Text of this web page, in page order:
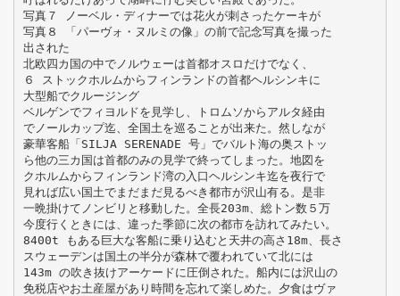
写真７ ノーベル・ディナーでは花火が刺さったケーキが
写真８ 「パーヴォ・ヌルミの像」の前で記念写真を撮った
出された
北欧四カ国の中でノルウェーは首都オスロだけでなく、
６ ストックホルムからフィンランドの首都ヘルシンキに
大型船でクルージング
ベルゲンでフィヨルドを見学し、トロムソからアルタ経由
でノールカップ迄、全国土を巡ることが出来た。然しなが
豪華客船「SILJA SERENADE 号」でバルト海の奥ストッ
ら他の三カ国は首都のみの見学で終ってしまった。地図を
クホルムからフィンランド湾の入口ヘルシンキ迄を夜行で
見れば広い国土でまだまだ見るべき都市が沢山有る。是非
一晩掛けてノンビリと移動した。全長203m、総トン数５万
今度行くときには、違った季節に次の都市を訪れてみたい。
8400t もある巨大な客船に乗り込むと天井の高さ18m、長さ
スウェーデンは国土の半分が森林で覆われていて北には
143m の吹き抜けアーケードに圧倒された。船内には沢山の
免税店やお土産屋があり時間を忘れて楽しめた。夕食はヴァ